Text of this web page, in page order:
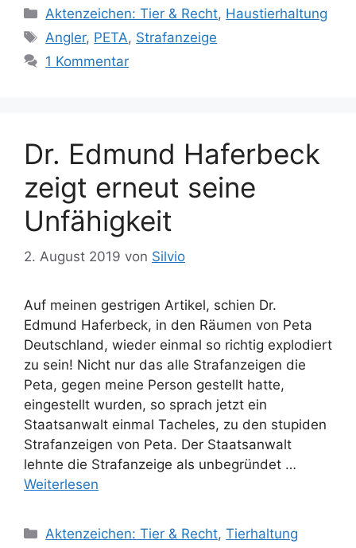
K
a
e
i
n
Aktenzeichen: Tier & Recht, Haustierhaltung
S
c
w
r
t
e
r
Angler, PETA, Strafanzeige
1 Kommentar
Dr. Edmund Haferbeck
zeigt erneut seine
Unfähigkeit
2. August 2019 von Silvio
Auf meinen gestrigen Artikel, schien Dr.
Edmund Haferbeck, in den Räumen von Peta
Deutschland, wieder einmal so richtig explodiert
zu sein! Nicht nur das alle Strafanzeigen die
Peta, gegen meine Person gestellt hatte,
eingestellt wurden, so sprach jetzt ein
Staatsanwalt einmal Tacheles, zu den stupiden
Strafanzeigen von Peta. Der Staatsanwalt
lehnte die Strafanzeige als unbegründet …
Weiterlesen
K
Aktenzeichen: Tier & Recht,Tierhaltung